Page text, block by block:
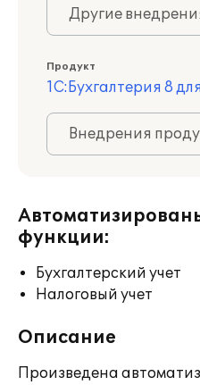
Другие
Продукт
1С:Бухгалтерия 8
Внедрения
функции:
Бухгалтерский учет
Налоговый учет
Описание
Произведена